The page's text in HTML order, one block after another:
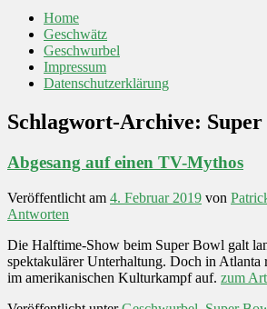
Home
Geschwätz
Geschwurbel
Impressum
Datenschutzerklärung
Schlagwort-Archive:
Abgesang auf einen TV-Mythos
Veröffentlicht am 4. Februar 2019 von
Antworten
Die Halftime-Show beim Super Bowl galt
spektakulärer Unterhaltung. Doch in
im amerikanischen Kulturkampf auf. zum